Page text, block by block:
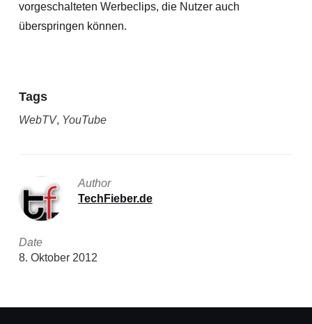
vorgeschalteten Werbeclips, die Nutzer auch
überspringen können.
Tags
WebTV, YouTube
Author
TechFieber.de
Date
8. Oktober 2012